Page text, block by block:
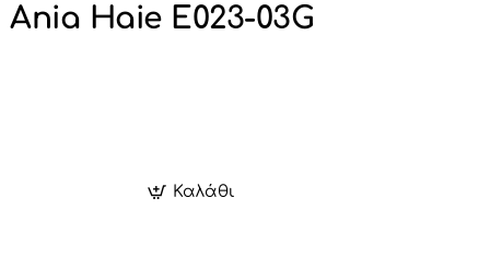
Haie E023-03G
Καλάθι